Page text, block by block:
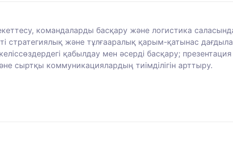
командаларды басқару және логистика
стратегиялық және тұлғааралық қарым-қатынас
қабылдау мен әсерді басқару;
сыртқы коммуникациялардың тиімділігін арттыру.